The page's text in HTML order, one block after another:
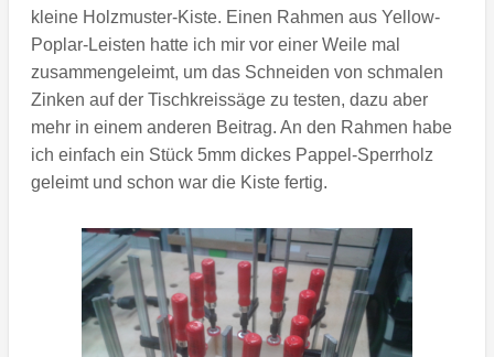
kleine Holzmuster-Kiste. Einen Rahmen aus Yellow-
Poplar-Leisten hatte ich mir vor einer Weile mal
zusammengeleimt, um das Schneiden von schmalen
Zinken auf der Tischkreissäge zu testen, dazu aber
mehr in einem anderen Beitrag. An den Rahmen habe
ich einfach ein Stück 5mm dickes Pappel-Sperrholz
geleimt und schon war die Kiste fertig.